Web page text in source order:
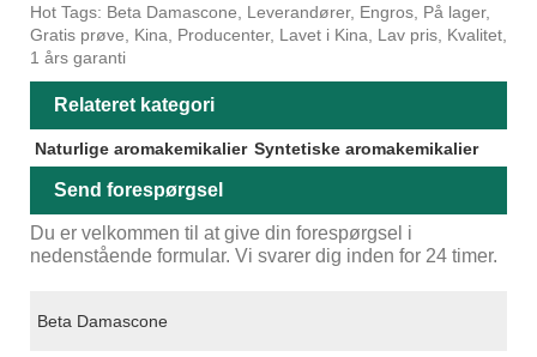
Hot Tags: Beta Damascone, Leverandører, Engros, På lager,
Gratis prøve, Kina, Producenter, Lavet i Kina, Lav pris, Kvalitet,
1 års garanti
Relateret kategori
Naturlige aromakemikalier Syntetiske aromakemikalier
Send forespørgsel
Du er velkommen til at give din forespørgsel i
nedenstående formular. Vi svarer dig inden for 24 timer.